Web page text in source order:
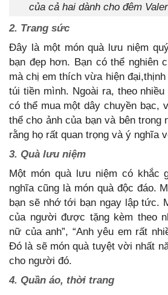
của cả hai dành cho đêm
2. Trang sức
Đây là một món quà lưu niệm
bạn đẹp hơn. Bạn có thể nghiên
mà chị em thích vừa hiện
túi tiền mình. Ngoài ra, theo
có thể mua một dây chuyền bạc,
thể cho ảnh của bạn và bên trong
rằng họ rất quan trọng và ý nghĩa
3. Quà lưu niệm
Một món quà lưu niệm có khắc
nghĩa cũng là món quà độc đáo.
bạn sẽ nhớ tới bạn ngay lập tức.
của người được tặng kèm theo
nữ của anh”, “Anh yêu em rất
Đó là sẽ món quà tuyệt vời nhất
cho người đó.
4. Quần áo, thời trang